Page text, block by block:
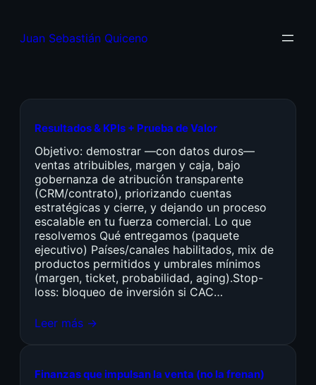
Juan Sebastián Quiceno
Resultados & KPIs + Prueba de Valor
Objetivo: demostrar —con datos duros—
ventas atribuibles, margen y caja, bajo
gobernanza de atribución transparente
(CRM/contrato), priorizando cuentas
estratégicas y cierre, y dejando un proceso
escalable en tu fuerza comercial. Lo que
resolvemos Qué entregamos (paquete
ejecutivo) Países/canales habilitados, mix de
productos permitidos y umbrales mínimos
(margen, ticket, probabilidad, aging).Stop-
loss: bloqueo de inversión si CAC…
Leer más →
Finanzas que impulsan la venta (no la frenan)